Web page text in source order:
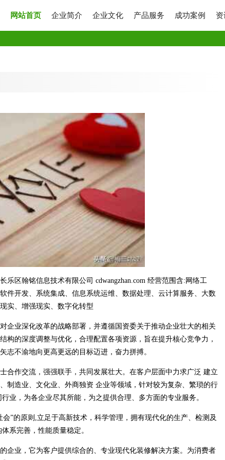
网站首页 企业简介 企业文化 产品服务 成功案例
区翰铭信息技术有限公司 cdwangzhan.com 经营范围含:网络工
开发、系统集成、信息系统运维、数据处理、云计算服务、大数
实、增强现实、数字化转型
企业深化改革的战略部署，并遵循国资委关于推动企业壮大的相关
构的深度调整与优化，合理配置各项资源，旨在提升核心竞争力，
志不渝地向更高更远的目标迈进，奋力拼搏。
合作交流，强强联手，共同发展壮大。在客户层面中力求广泛 建立
制造业、文化业、外商独资 企业等领域，针对较为复杂、繁琐的行
业，为各企业尽其所能，为之提供合理、多方面的专业服务。
”的原则,立足于高新技术，科学管理，拥有现代化的生产、检测及
系完善，性能质量稳定。
企业，它为客户提供综合的、专业现代化装修解决方案。为消费者